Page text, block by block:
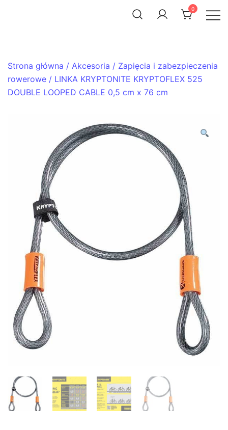
0
Strona główna / Akcesoria / Zapięcia i zabezpieczenia
rowerowe / LINKA KRYPTONITE KRYPTOFLEX 525
DOUBLE LOOPED CABLE 0,5 cm x 76 cm